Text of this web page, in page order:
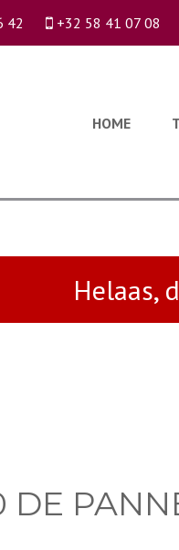
42 +32 58 41 07 08
HOME
Helaas,
DE